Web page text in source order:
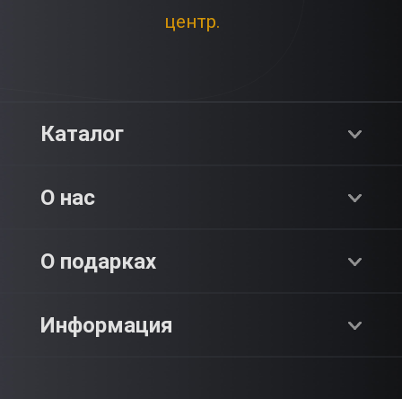
центр.
Каталог
О нас
О компании
О подарках
Как это работает?
Информация